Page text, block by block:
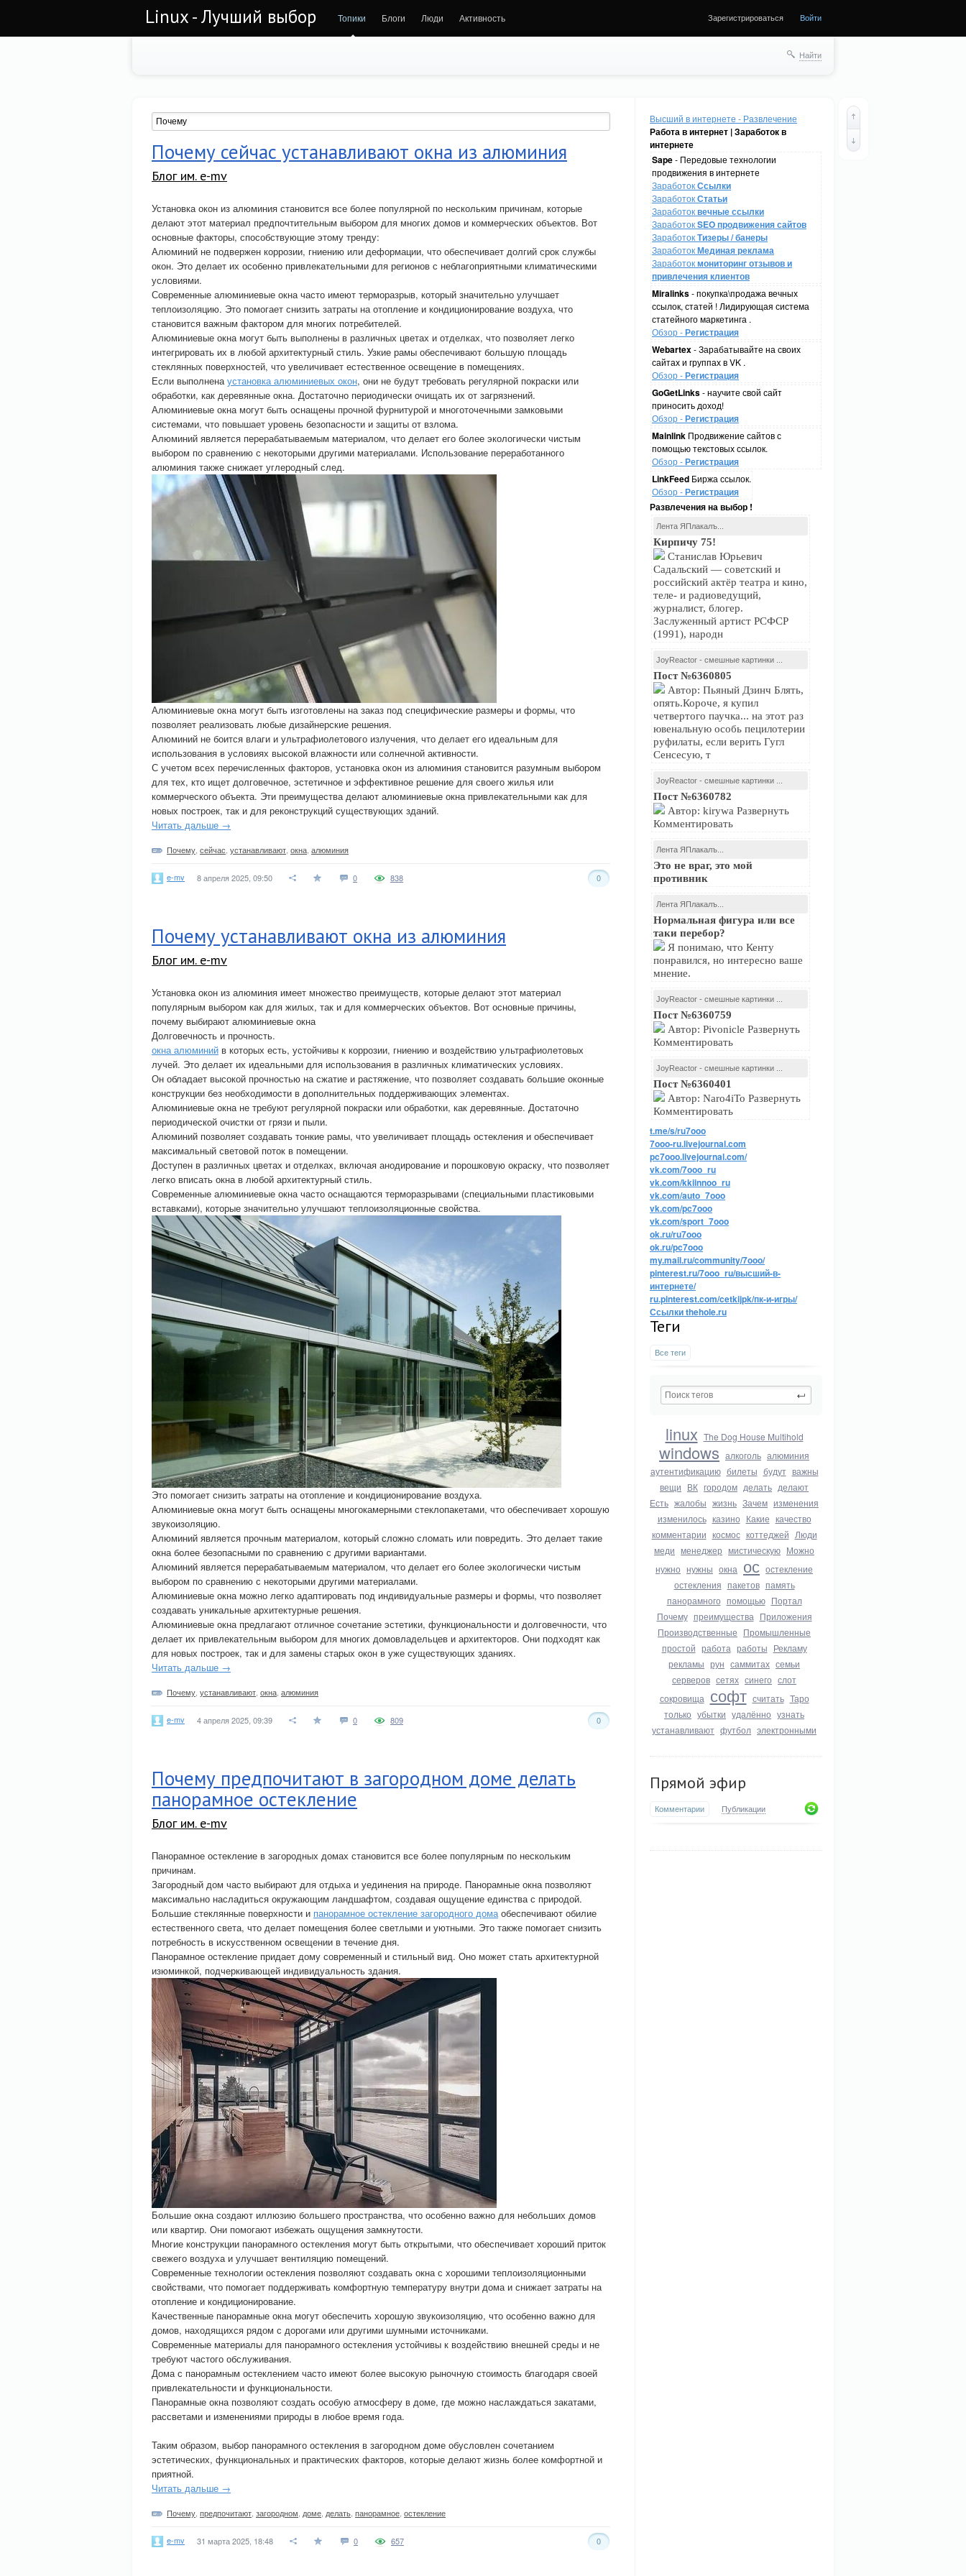
Linux - Лучший выбор Топики Блоги Люди Активность Зарегистрироваться Войти
Найти
Высший в интернете - Развлечение
Работа в интернет | Заработок в
интернете
Sape- Передовые технологии
продвижения в интернете
ЗаработокСсылки
ЗаработокСтатьи
Заработоквечные ссылки
ЗаработокSEO продвижения сайтов
ЗаработокТизеры / банеры
ЗаработокМединая реклама
Заработокмониторинг отзывов и
привлечения клиентов
Miralinks- покупка\продажа вечных
ссылок, статей ! Лидирующая система
статейного маркетинга .
Обзор -Регистрация
Webartex- Зарабатывайте на своих
сайтах и группах в VK .
Обзор -Регистрация
GoGetLinks- научите свой сайт
приносить доход!
Обзор -Регистрация
Mainlink Продвижение сайтов с
помощью текстовых ссылок.
Обзор -Регистрация
LinkFeed Биржа ссылок.
Обзор -Регистрация
Развлечения на выбор !
Лента ЯПлакалъ...
Кирпичу 75!
Станислав Юрьевич
Садальский — советский и
российский актёр театра и кино,
теле- и радиоведущий,
журналист, блогер.
Заслуженный артист РСФСР
(1991), народн
JoyReactor - смешные картинки ...
Пост №6360805
Автор: Пьяный Дзинч Блять,
опять.Короче, я купил
четвертого паучка... на этот раз
ювенальную особь пецилотерии
руфилаты, если верить Гугл
Сенсесую, т
JoyReactor - смешные картинки ...
Пост №6360782
Автор: kirywa Развернуть
Комментировать
Лента ЯПлакалъ...
Это не враг, это мой
противник
Лента ЯПлакалъ...
Нормальная фигура или все
таки перебор?
Я понимаю, что Кенту
понравился, но интересно ваше
мнение.
JoyReactor - смешные картинки ...
Пост №6360759
Автор: Pivonicle Развернуть
Комментировать
JoyReactor - смешные картинки ...
Пост №6360401
Автор: Naro4iTo Развернуть
Комментировать
t.me/s/ru7ooo
7ooo-ru.livejournal.com
pc7ooo.livejournal.com/
vk.com/7ooo_ru
vk.com/kkiinnoo_ru
vk.com/auto_7ooo
vk.com/pc7ooo
vk.com/sport_7ooo
ok.ru/ru7ooo
ok.ru/pc7ooo
my.mail.ru/community/7ooo/
pinterest.ru/7ooo_ru/высший-в-
интернете/
ru.pinterest.com/cetkijpk/пк-и-игры/
Ссылки thehole.ru
Теги
Все теги
linux The Dog House Multihold
windows алкоголь алюминия
аутентификацию билеты будут важны
вещи ВК городом делать делают
Есть жалобы жизнь Зачем изменения
изменилось казино Какие качество
комментарии космос коттеджей Люди
меди менеджер мистическую Можно
нужно нужны окна ос остекление
остекления пакетов память
панорамного помощью Портал
Почему преимущества Приложения
Производственные Промышленные
простой работа работы Рекламу
рекламы рун саммитах семьи
серверов сетях синего слот
сокровища софт считать Таро
только убытки удалённо узнать
устанавливают футбол электронными
Прямой эфир
Комментарии Публикации
Почему сейчас устанавливают окна из алюминия
Блог им. e-mv
Установка окон из алюминия становится все более популярной по нескольким причинам, которые
делают этот материал предпочтительным выбором для многих домов и коммерческих объектов. Вот
основные факторы, способствующие этому тренду:
Алюминий не подвержен коррозии, гниению или деформации, что обеспечивает долгий срок службы
окон. Это делает их особенно привлекательными для регионов с неблагоприятными климатическими
условиями.
Современные алюминиевые окна часто имеют терморазрыв, который значительно улучшает
теплоизоляцию. Это помогает снизить затраты на отопление и кондиционирование воздуха, что
становится важным фактором для многих потребителей.
Алюминиевые окна могут быть выполнены в различных цветах и отделках, что позволяет легко
интегрировать их в любой архитектурный стиль. Узкие рамы обеспечивают большую площадь
стеклянных поверхностей, что увеличивает естественное освещение в помещениях.
Если выполненаустановка алюминиевых окон, они не будут требовать регулярной покраски или
обработки, как деревянные окна. Достаточно периодически очищать их от загрязнений.
Алюминиевые окна могут быть оснащены прочной фурнитурой и многоточечными замковыми
системами, что повышает уровень безопасности и защиты от взлома.
Алюминий является перерабатываемым материалом, что делает его более экологически чистым
выбором по сравнению с некоторыми другими материалами. Использование переработанного
алюминия также снижает углеродный след.
Алюминиевые окна могут быть изготовлены на заказ под специфические размеры и формы, что
позволяет реализовать любые дизайнерские решения.
Алюминий не боится влаги и ультрафиолетового излучения, что делает его идеальным для
использования в условиях высокой влажности или солнечной активности.
С учетом всех перечисленных факторов, установка окон из алюминия становится разумным выбором
для тех, кто ищет долговечное, эстетичное и эффективное решение для своего жилья или
коммерческого объекта. Эти преимущества делают алюминиевые окна привлекательными как для
новых построек, так и для реконструкций существующих зданий.
Читать дальше →
Почему сейчас устанавливают окна алюминия
e-mv 8 апреля 2025, 09:50 0 0
838
Почему устанавливают окна из алюминия
Блог им. e-mv
Установка окон из алюминия имеет множество преимуществ, которые делают этот материал
популярным выбором как для жилых, так и для коммерческих объектов. Вот основные причины,
почему выбирают алюминиевые окна
Долговечность и прочность.
окна алюминий в которых есть, устойчивы к коррозии, гниению и воздействию ультрафиолетовых
лучей. Это делает их идеальными для использования в различных климатических условиях.
Он обладает высокой прочностью на сжатие и растяжение, что позволяет создавать большие оконные
конструкции без необходимости в дополнительных поддерживающих элементах.
Алюминиевые окна не требуют регулярной покраски или обработки, как деревянные. Достаточно
периодической очистки от грязи и пыли.
Алюминий позволяет создавать тонкие рамы, что увеличивает площадь остекления и обеспечивает
максимальный световой поток в помещении.
Доступен в различных цветах и отделках, включая анодирование и порошковую окраску, что позволяет
легко вписать окна в любой архитектурный стиль.
Современные алюминиевые окна часто оснащаются терморазрывами (специальными пластиковыми
вставками), которые значительно улучшают теплоизоляционные свойства.
Это помогает снизить затраты на отопление и кондиционирование воздуха.
Алюминиевые окна могут быть оснащены многокамерными стеклопакетами, что обеспечивает хорошую
звукоизоляцию.
Алюминий является прочным материалом, который сложно сломать или повредить. Это делает такие
окна более безопасными по сравнению с другими вариантами.
Алюминий является перерабатываемым материалом, что делает его более экологически чистым
выбором по сравнению с некоторыми другими материалами.
Алюминиевые окна можно легко адаптировать под индивидуальные размеры и формы, что позволяет
создавать уникальные архитектурные решения.
Алюминиевые окна предлагают отличное сочетание эстетики, функциональности и долговечности, что
делает их привлекательным выбором для многих домовладельцев и архитекторов. Они подходят как
для новых построек, так и для замены старых окон в уже существующих зданиях.
Читать дальше →
Почему устанавливают окна алюминия
e-mv 4 апреля 2025, 09:39 0 0
809
Почему предпочитают в загородном доме делать
панорамное остекление
Блог им. e-mv
Панорамное остекление в загородных домах становится все более популярным по нескольким
причинам.
Загородный дом часто выбирают для отдыха и уединения на природе. Панорамные окна позволяют
максимально насладиться окружающим ландшафтом, создавая ощущение единства с природой.
Большие стеклянные поверхности и панорамное остекление загородного домаобеспечивают обилие
естественного света, что делает помещения более светлыми и уютными. Это также помогает снизить
потребность в искусственном освещении в течение дня.
Панорамное остекление придает дому современный и стильный вид. Оно может стать архитектурной
изюминкой, подчеркивающей индивидуальность здания.
Большие окна создают иллюзию большего пространства, что особенно важно для небольших домов
или квартир. Они помогают избежать ощущения замкнутости.
Многие конструкции панорамного остекления могут быть открытыми, что обеспечивает хороший приток
свежего воздуха и улучшает вентиляцию помещений.
Современные технологии остекления позволяют создавать окна с хорошими теплоизоляционными
свойствами, что помогает поддерживать комфортную температуру внутри дома и снижает затраты на
отопление и кондиционирование.
Качественные панорамные окна могут обеспечить хорошую звукоизоляцию, что особенно важно для
домов, находящихся рядом с дорогами или другими шумными источниками.
Современные материалы для панорамного остекления устойчивы к воздействию внешней среды и не
требуют частого обслуживания.
Дома с панорамным остеклением часто имеют более высокую рыночную стоимость благодаря своей
привлекательности и функциональности.
Панорамные окна позволяют создать особую атмосферу в доме, где можно наслаждаться закатами,
рассветами и изменениями природы в любое время года.
Таким образом, выбор панорамного остекления в загородном доме обусловлен сочетанием
эстетических, функциональных и практических факторов, которые делают жизнь более комфортной и
приятной.
Читать дальше →
Почему предпочитают загородном доме делать панорамное остекление
e-mv 31 марта 2025, 18:48 0 0
657